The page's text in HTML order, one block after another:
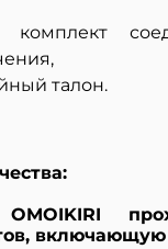
комплект
талон.
включающую